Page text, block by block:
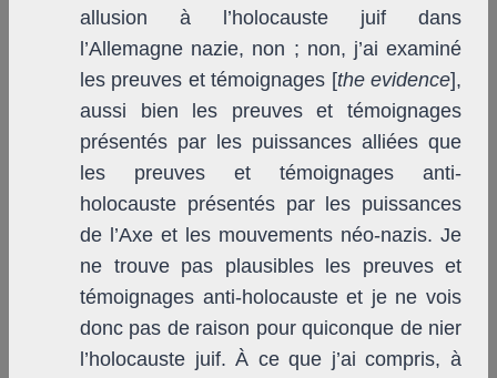
allusion à l’holocauste juif dans
l’Allemagne nazie, non ; non, j’ai examiné
les preuves et témoignages [the evidence],
aussi bien les preuves et témoignages
présentés par les puissances alliées que
les preuves et témoignages anti-
holocauste présentés par les puissances
de l’Axe et les mouvements néo-nazis. Je
ne trouve pas plausibles les preuves et
témoignages anti-holocauste et je ne vois
donc pas de raison pour quiconque de nier
l’holocauste juif. À ce que j’ai compris, à